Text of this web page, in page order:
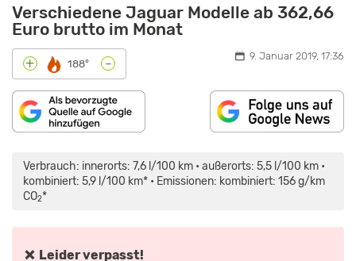
Verschiedene Jaguar Modelle ab 362,66
Euro brutto im Monat
+ 188° - 9. Januar 2019, 17:36
Verbrauch: innerorts: 7,6 l/100 km • außerorts: 5,5 l/100 km •
kombiniert: 5,9 l/100 km* • Emissionen: kombiniert: 156 g/km
CO2*
❌ Leider verpasst!
PACE
PORTFOLIO
25T
AWD
KAUFBERATUNG,
VON